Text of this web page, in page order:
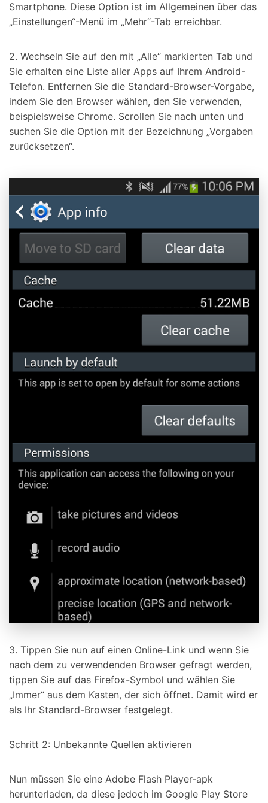
Smartphone. Diese Option ist im Allgemeinen über das
„Einstellungen“-Menü im „Mehr“-Tab erreichbar.
2. Wechseln Sie auf den mit „Alle“ markierten Tab und
Sie erhalten eine Liste aller Apps auf Ihrem Android-
Telefon. Entfernen Sie die Standard-Browser-Vorgabe,
indem Sie den Browser wählen, den Sie verwenden,
beispielsweise Chrome. Scrollen Sie nach unten und
suchen Sie die Option mit der Bezeichnung „Vorgaben
zurücksetzen“.
3. Tippen Sie nun auf einen Online-Link und wenn Sie
nach dem zu verwendenden Browser gefragt werden,
tippen Sie auf das Firefox-Symbol und wählen Sie
„Immer“ aus dem Kasten, der sich öffnet. Damit wird er
als Ihr Standard-Browser festgelegt.
Schritt 2: Unbekannte Quellen aktivieren
Nun müssen Sie eine Adobe Flash Player-apk
herunterladen, da diese jedoch im Google Play Store